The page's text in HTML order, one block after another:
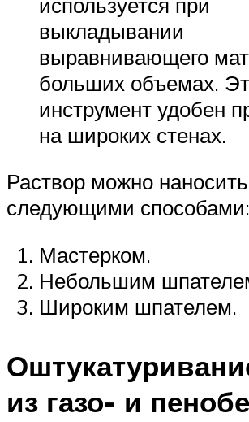
выкладывании
выравнивающего
больших объемах.
инструмент удобен
на широких стенах.
Раствор можно
следующими способами:
Мастерком.
Небольшим
Широким шпателем.
из газо- и